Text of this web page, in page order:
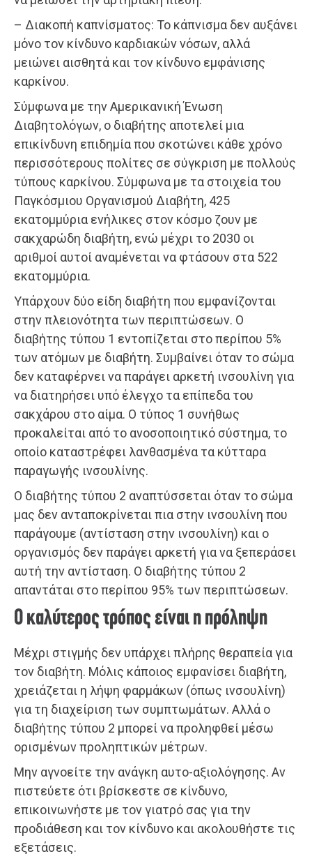
– Διακοπή καπνίσματος: Το κάπνισμα δεν αυξάνει
μόνο τον κίνδυνο καρδιακών νόσων, αλλά
μειώνει αισθητά και τον κίνδυνο εμφάνισης
καρκίνου.
Σύμφωνα με την Αμερικανική Ένωση
Διαβητολόγων, ο διαβήτης αποτελεί μια
επικίνδυνη επιδημία που σκοτώνει κάθε χρόνο
περισσότερους πολίτες σε σύγκριση με πολλούς
τύπους καρκίνου. Σύμφωνα με τα στοιχεία του
Παγκόσμιου Οργανισμού Διαβήτη, 425
εκατομμύρια ενήλικες στον κόσμο ζουν με
σακχαρώδη διαβήτη, ενώ μέχρι το 2030 οι
αριθμοί αυτοί αναμένεται να φτάσουν στα 522
εκατομμύρια.
Υπάρχουν δύο είδη διαβήτη που εμφανίζονται
στην πλειονότητα των περιπτώσεων. Ο
διαβήτης τύπου 1 εντοπίζεται στο περίπου 5%
των ατόμων με διαβήτη. Συμβαίνει όταν το σώμα
δεν καταφέρνει να παράγει αρκετή ινσουλίνη για
να διατηρήσει υπό έλεγχο τα επίπεδα του
σακχάρου στο αίμα. Ο τύπος 1 συνήθως
προκαλείται από το ανοσοποιητικό σύστημα, το
οποίο καταστρέφει λανθασμένα τα κύτταρα
παραγωγής ινσουλίνης.
Ο διαβήτης τύπου 2 αναπτύσσεται όταν το σώμα
μας δεν ανταποκρίνεται πια στην ινσουλίνη που
παράγουμε (αντίσταση στην ινσουλίνη) και ο
οργανισμός δεν παράγει αρκετή για να ξεπεράσει
αυτή την αντίσταση. Ο διαβήτης τύπου 2
απαντάται στο περίπου 95% των περιπτώσεων.
Ο καλύτερος τρόπος είναι η πρόληψη
Μέχρι στιγμής δεν υπάρχει πλήρης θεραπεία για
τον διαβήτη. Μόλις κάποιος εμφανίσει διαβήτη,
χρειάζεται η λήψη φαρμάκων (όπως ινσουλίνη)
για τη διαχείριση των συμπτωμάτων. Αλλά ο
διαβήτης τύπου 2 μπορεί να προληφθεί μέσω
ορισμένων προληπτικών μέτρων.
Μην αγνοείτε την ανάγκη αυτο-αξιολόγησης. Αν
πιστεύετε ότι βρίσκεστε σε κίνδυνο,
επικοινωνήστε με τον γιατρό σας για την
προδιάθεση και τον κίνδυνο και ακολουθήστε τις
εξετάσεις.